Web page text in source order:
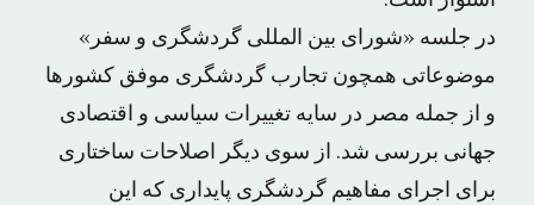
در جلسه «شورای بین المللی گردشگری و سفر»
موضوعاتی همچون تجارب گردشگری موفق کشورها
و از جمله مصر در سایه تغییرات سیاسی و اقتصادی
جهانی بررسی شد. از سوی دیگر اصلاحات ساختاری
برای اجرای مفاهیم گردشگری پایداری که این